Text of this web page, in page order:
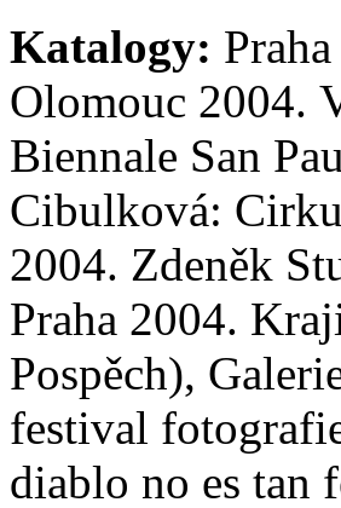
Katalogy:
Olomouc 2004.
Biennale San
Cibulková:
2004. Zdeněk
Praha 2004.
Pospěch),
festival
diablo no es tan